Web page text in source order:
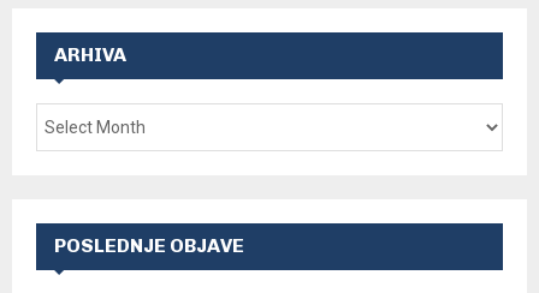
ARHIVA
POSLEDNJE OBJAVE